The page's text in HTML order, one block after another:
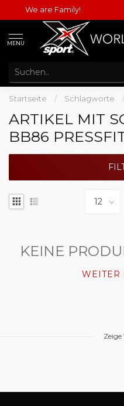
We are Family!
MENU
Startseite / Schlagworte /
ARTIKEL MIT
BB86
KEINE
WEITER
Zeige